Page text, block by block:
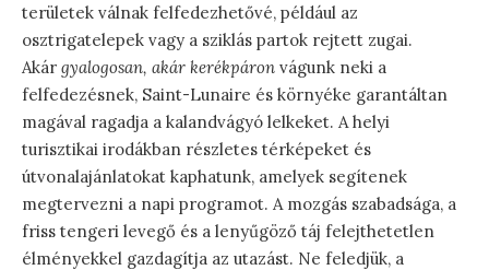
területek válnak felfedezhetővé, például az
osztrigatelepek vagy a sziklás partok rejtett zugai.
Akár gyalogosan, akár kerékpáron vágunk neki a
felfedezésnek, Saint-Lunaire és környéke garantáltan
magával ragadja a kalandvágyó lelkeket. A helyi
turisztikai irodákban részletes térképeket és
útvonalajánlatokat kaphatunk, amelyek segítenek
megtervezni a napi programot. A mozgás szabadsága, a
friss tengeri levegő és a lenyűgöző táj felejthetetlen
élményekkel gazdagítja az utazást. Ne feledjük, a